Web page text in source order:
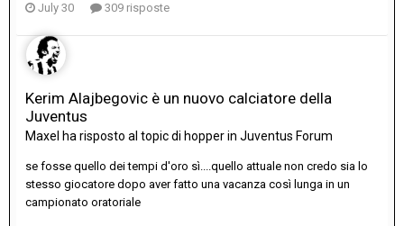
July 30 309 risposte
Kerim Alajbegovic è un nuovo calciatore della
Juventus
Maxel ha risposto al topic di hopperin Juventus Forum
se fosse quello dei tempi d'oro sì....quello attuale non credo sia lo
stesso giocatore dopo aver fatto una vacanza così lunga in un
campionato oratoriale